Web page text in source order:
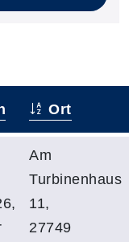
Ort
Am
Turbinenhaus
11,
27749